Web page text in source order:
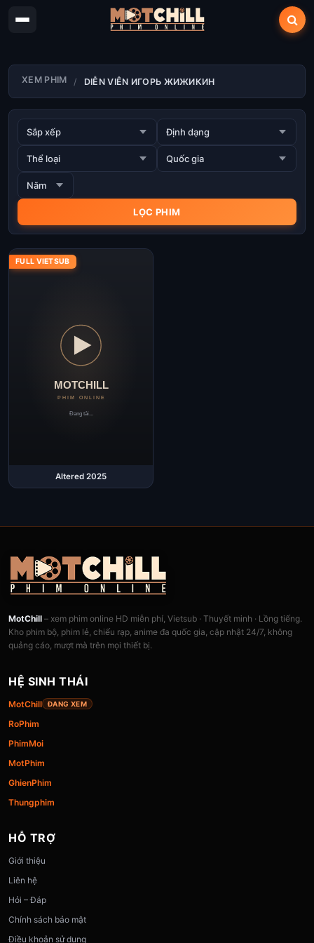
XEM PHIM DIỄN VIÊN ИГОРЬ ЖИЖИКИН
FULL VIETSUB
Altered 2025
MotChill – xem phim online HD miễn phí, Vietsub · Thuyết minh · Lồng tiếng.
Kho phim bộ, phim lẻ, chiếu rạp, anime đa quốc gia, cập nhật 24/7, không
quảng cáo, mượt mà trên mọi thiết bị.
HỆ SINH THÁI
MotChill ĐANG XEM
RoPhim
PhimMoi
MotPhim
GhienPhim
Thungphim
HỖ TRỢ
Giới thiệu
Liên hệ
Hỏi – Đáp
Chính sách bảo mật
Điều khoản sử dụng